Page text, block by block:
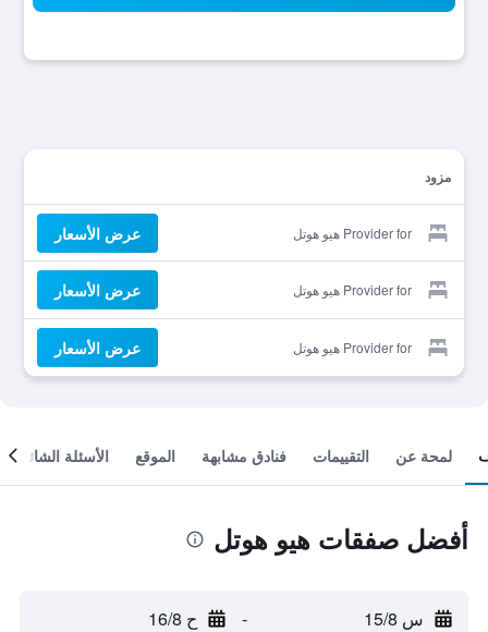
مزود
Provider for هيو هوتل عرض الأسعار
Provider for هيو هوتل عرض الأسعار
Provider for هيو هوتل عرض الأسعار
لمحة عن التقييمات فنادق مشابهة الموقع الأسئلة الشائعة
أفضل صفقات هيو هوتل
س 15/8 - ح 16/8